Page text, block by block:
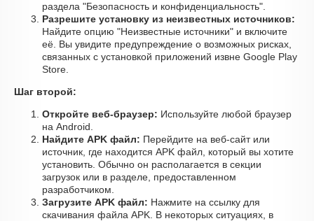
раздела "Безопасность и конфиденциальность".
Разрешите установку из неизвестных источников:
Найдите опцию "Неизвестные источники" и включите
её. Вы увидите предупреждение о возможных рисках,
связанных с установкой приложений извне Google Play
Store.
Шаг второй:
Откройте веб-браузер: Используйте любой браузер
на Android.
Найдите APK файл: Перейдите на веб-сайт или
источник, где находится APK файл, который вы хотите
установить. Обычно он располагается в секции
загрузок или в разделе, предоставленном
разработчиком.
Загрузите APK файл: Нажмите на ссылку для
скачивания файла APK. В некоторых ситуациях, в